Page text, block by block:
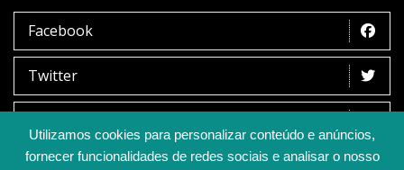
Utilizamos cookies para personalizar conteúdo e anúncios,
fornecer funcionalidades de redes sociais e analisar o nosso
Facebook
Twitter
Youtube